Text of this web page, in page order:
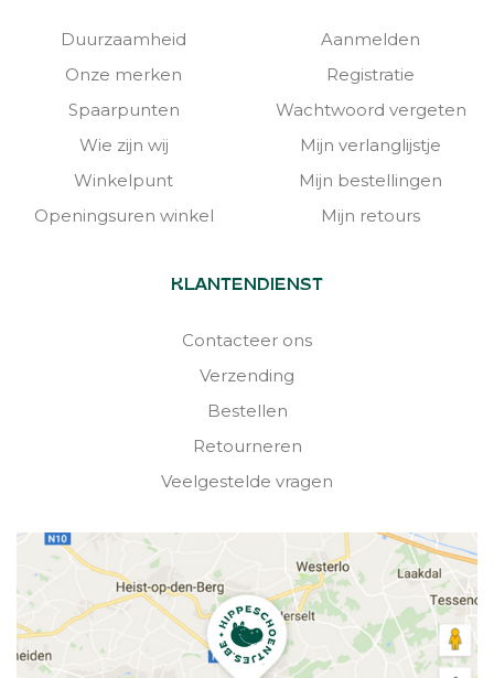
Duurzaamheid
Onze merken
Spaarpunten
Wie zijn wij
Winkelpunt
Openingsuren winkel
Aanmelden
Registratie
Wachtwoord vergeten
Mijn verlanglijstje
Mijn bestellingen
Mijn retours
KLANTENDIENST
Contacteer ons
Verzending
Bestellen
Retourneren
Veelgestelde vragen